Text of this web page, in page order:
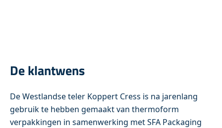
De klantwens
De Westlandse teler Koppert Cress is na jarenlang
gebruik te hebben gemaakt van thermoform
verpakkingen in samenwerking met SFA Packaging